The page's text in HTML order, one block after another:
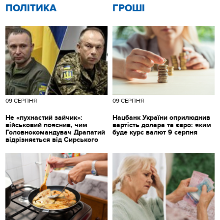
ПОЛІТИКА
09 СЕРПНЯ
Не «пухнастий зайчик»:
військовий пояснив, чим
Головнокомандувач Драпатий
відрізняється від Сирського
ГРОШІ
09 СЕРПНЯ
Нацбанк України оприлюднив
вартість долара та євро: яким
буде курс валют 9 серпня